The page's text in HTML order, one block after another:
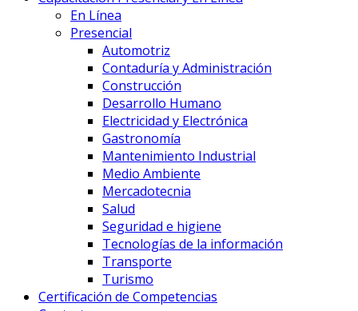
En Línea
Presencial
Automotriz
Contaduría y Administración
Construcción
Desarrollo Humano
Electricidad y Electrónica
Gastronomía
Mantenimiento Industrial
Medio Ambiente
Mercadotecnia
Salud
Seguridad e higiene
Tecnologías de la información
Transporte
Turismo
Certificación de Competencias